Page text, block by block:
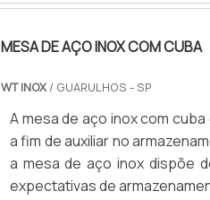
Gráficos fundada em .
MESA DE AÇO INOX COM CUBA
WT INOX/ GUARULHOS - SP
A mesa de aço inox com
a fim de auxiliar no
a mesa de aço inox dispõe
expectativas de